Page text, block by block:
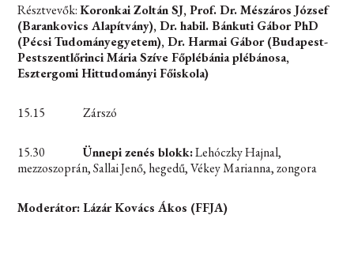
Résztvevők:Koronkai Zoltán SJ, Prof. Dr. Mészáros József
(Barankovics Alapítvány), Dr. habil. Bánkuti Gábor PhD
(Pécsi Tudományegyetem), Dr. Harmai Gábor (Budapest-
Pestszentlőrinci Mária Szíve Főplébánia plébánosa,
Esztergomi Hittudományi Főiskola)
15.15 Zárszó
15.30Ünnepi zenés blokk:Lehóczky Hajnal,
mezzoszoprán, Sallai Jenő, hegedű, Vékey Marianna, zongora
Moderátor: Lázár Kovács Ákos (FFJA)